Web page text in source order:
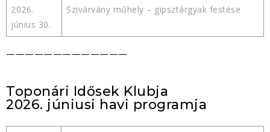
2026.
június 30.
Szivárvány műhely – gipsztárgyak festése
—————————————
Toponári Idősek Klubja
2026. júniusi havi programja